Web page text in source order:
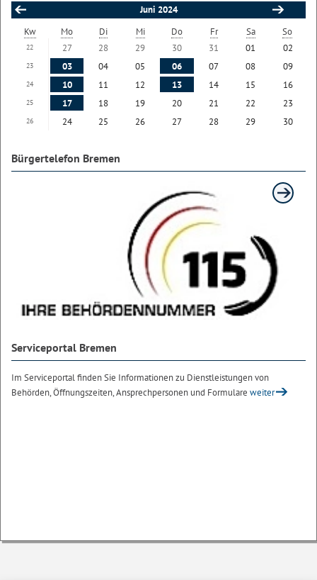
Juni 2024
Kw
Mo Di Mi Do Fr Sa So
22 27 28 29 30 31 01 02
23 03 04 05 06 07 08 09
24 10 11 12 13 14 15 16
25 17 18 19 20 21 22 23
26 24 25 26 27 28 29 30
Bürgertelefon Bremen
Serviceportal Bremen
Im Serviceportal finden Sie Informationen zu Dienstleistungen von
Behörden, Öffnungszeiten, Ansprechpersonen und Formulare weiter